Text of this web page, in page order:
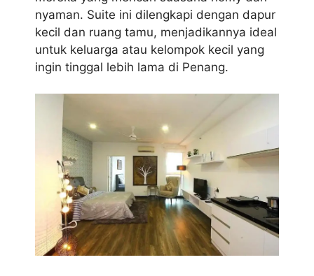
nyaman. Suite ini dilengkapi dengan dapur
kecil dan ruang tamu, menjadikannya ideal
untuk keluarga atau kelompok kecil yang
ingin tinggal lebih lama di Penang.